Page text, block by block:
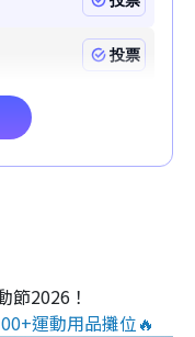
節2026！
運動用品攤位🔥